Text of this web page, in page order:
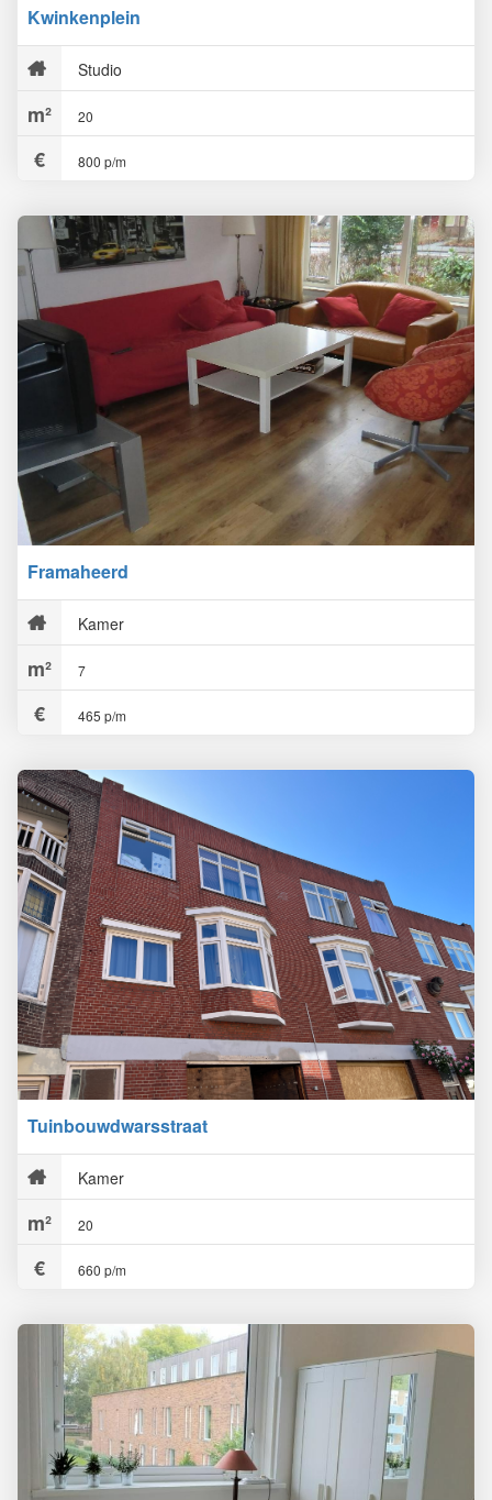
Kwinkenplein
Studio
20
800 p/m
Framaheerd
Kamer
7
465 p/m
Tuinbouwdwarsstraat
Kamer
20
660 p/m